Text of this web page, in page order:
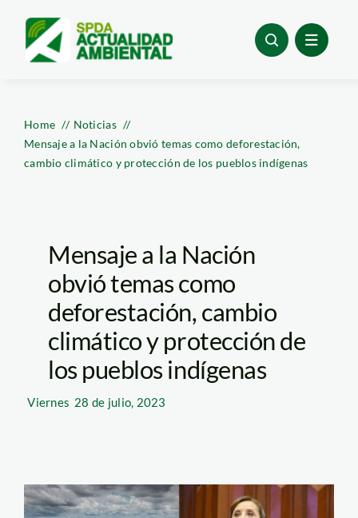
content
Home
Noticias
Mensaje a la Nación obvió temas como deforestación,
cambio climático y protección de los pueblos indígenas
Mensaje a la Nación
obvió temas como
deforestación, cambio
climático y protección de
los pueblos indígenas
Viernes 28 de julio, 2023